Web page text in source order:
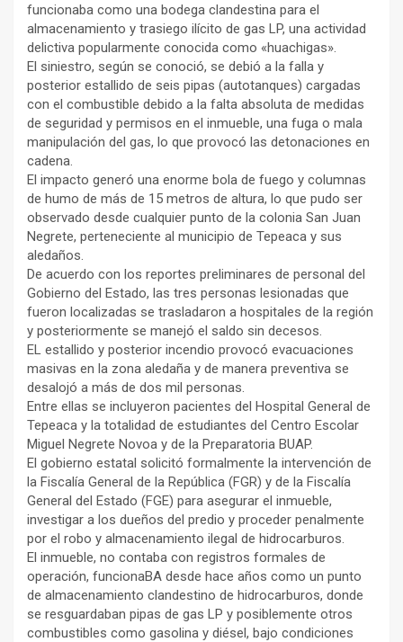
funcionaba como una bodega clandestina para el
almacenamiento y trasiego ilícito de gas LP, una actividad
delictiva popularmente conocida como «huachigas».
El siniestro, según se conoció, se debió a la falla y
posterior estallido de seis pipas (autotanques) cargadas
con el combustible debido a la falta absoluta de medidas
de seguridad y permisos en el inmueble, una fuga o mala
manipulación del gas, lo que provocó las detonaciones en
cadena.
El impacto generó una enorme bola de fuego y columnas
de humo de más de 15 metros de altura, lo que pudo ser
observado desde cualquier punto de la colonia San Juan
Negrete, perteneciente al municipio de Tepeaca y sus
aledaños.
De acuerdo con los reportes preliminares de personal del
Gobierno del Estado, las tres personas lesionadas que
fueron localizadas se trasladaron a hospitales de la región
y posteriormente se manejó el saldo sin decesos.
EL estallido y posterior incendio provocó evacuaciones
masivas en la zona aledaña y de manera preventiva se
desalojó a más de dos mil personas.
Entre ellas se incluyeron pacientes del Hospital General de
Tepeaca y la totalidad de estudiantes del Centro Escolar
Miguel Negrete Novoa y de la Preparatoria BUAP.
El gobierno estatal solicitó formalmente la intervención de
la Fiscalía General de la República (FGR) y de la Fiscalía
General del Estado (FGE) para asegurar el inmueble,
investigar a los dueños del predio y proceder penalmente
por el robo y almacenamiento ilegal de hidrocarburos.
El inmueble, no contaba con registros formales de
operación, funcionaBA desde hace años como un punto
de almacenamiento clandestino de hidrocarburos, donde
se resguardaban pipas de gas LP y posiblemente otros
combustibles como gasolina y diésel, bajo condiciones